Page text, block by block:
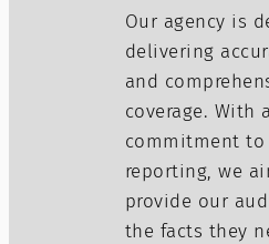
Our agency is
delivering
and
coverage. With a
commitment
reporting, we
provide our
the facts they